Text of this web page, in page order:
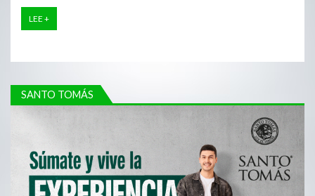
LEE +
SANTO TOMÁS